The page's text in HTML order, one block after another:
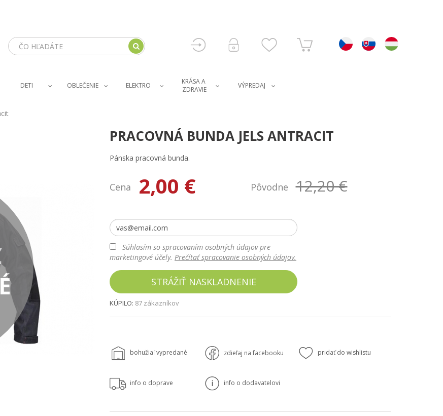
DETI OBLEČENIE ELEKTRO
KRÁSA A
ZDRAVIE
VÝPREDAJ
PRACOVNÁ BUNDA JELS ANTRACIT
Pánska pracovná bunda.
Cena 2,00 € Pôvodne 12,20 €
Súhlasím so spracovaním osobných údajov pre
marketingové účely. Prečítať spracovanie osobných údajov.
STRÁŽIŤ NASKLADNENIE
KÚPILO: 87 zákazníkov
bohužiaľ vypredané zdieľaj na facebooku pridať do wishlistu
info o doprave info o dodavatelovi